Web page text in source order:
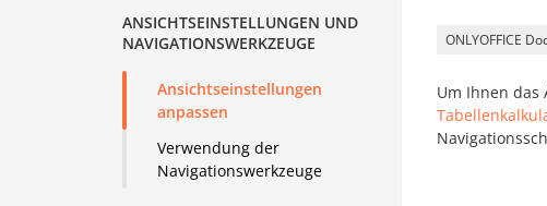
ANSICHTSEINSTELLUNGEN UND
NAVIGATIONSWERKZEUGE
Ansichtseinstellungen
anpassen
Verwendung der
Navigationswerkzeuge
ONLYOFFICE
Um Ihnen